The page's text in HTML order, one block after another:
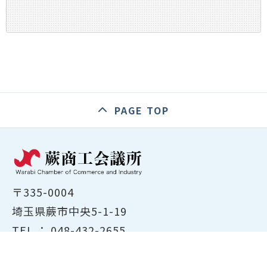
PAGE TOP
〒335-0004
埼玉県蕨市中央5-1-19
TEL ： 048-432-2655